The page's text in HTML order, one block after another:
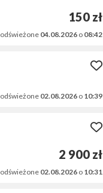
150 zł
odświeżone 04.08.2026 o 08:42
odświeżone 02.08.2026 o 10:39
2 900 zł
odświeżone 02.08.2026 o 10:31